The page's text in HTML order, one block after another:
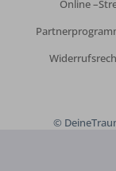
Online
©